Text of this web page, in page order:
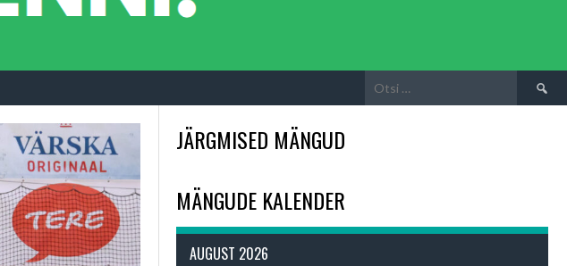
Otsi:
JÄRGMISED MÄNGUD
MÄNGUDE KALENDER
AUGUST 2026